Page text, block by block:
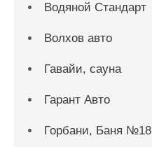
Водяной Стандарт
Волхов авто
Гавайи, сауна
Гарант Авто
Горбани, Баня №18